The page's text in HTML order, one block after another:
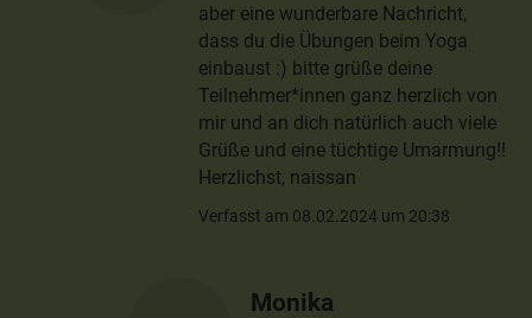
aber eine wunderbare Nachricht,
dass du die Übungen beim Yoga
einbaust :) bitte grüße deine
Teilnehmer*innen ganz herzlich von
mir und an dich natürlich auch viele
Grüße und eine tüchtige Umarmung!!
Herzlichst, naissan
Verfasst am 08.02.2024 um 20:38
Monika